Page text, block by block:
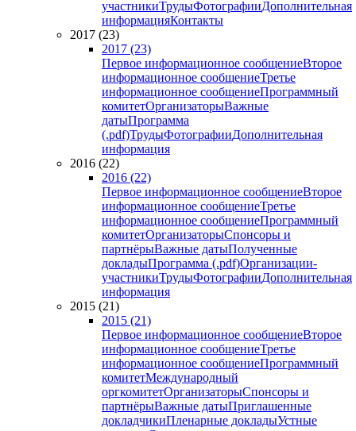
участникиТрудыФотографииДополнительная
информацияКонтакты
2017 (23)
2017 (23)
Первое информационное сообщениеВторое
информационное сообщениеТретье
информационное сообщениеПрограммный
комитетОрганизаторыВажные
датыПрограмма
(.pdf)ТрудыФотографииДополнительная
информация
2016 (22)
2016 (22)
Первое информационное сообщениеВторое
информационное сообщениеТретье
информационное сообщениеПрограммный
комитетОрганизаторыСпонсоры и
партнёрыВажные датыПолученные
докладыПрограмма (.pdf)Организации-
участникиТрудыФотографииДополнительная
информация
2015 (21)
2015 (21)
Первое информационное сообщениеВторое
информационное сообщениеТретье
информационное сообщениеПрограммный
комитетМеждународный
оргкомитетОрганизаторыСпонсоры и
партнёрыВажные датыПриглашенные
докладчикиПленарные докладыУстные